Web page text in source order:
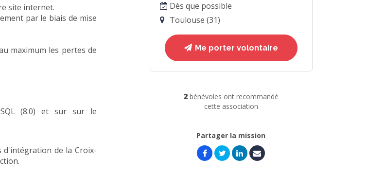
site internet.
par le biais de mise
maximum les pertes de
(8.0) et sur sur le
d'intégration de la Croix-
Dès que possible
Toulouse (31)
Me porter volontaire
2 bénévoles ont recommandé
cette association
Partager la mission